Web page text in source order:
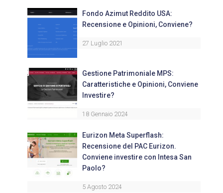
Fondo Azimut Reddito USA:
Recensione e Opinioni, Conviene?
27 Luglio 2021
Gestione Patrimoniale MPS:
Caratteristiche e Opinioni, Conviene
Investire?
18 Gennaio 2024
Eurizon Meta Superflash:
Recensione del PAC Eurizon.
Conviene investire con Intesa San
Paolo?
5 Agosto 2024